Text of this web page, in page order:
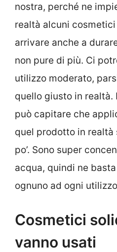
nostra, perché ne
realtà alcuni
arrivare anche a
non pure di più. Ci
utilizzo moderato,
quello giusto in
può capitare che
quel prodotto in realtà
po’. Sono super
acqua, quindi ne
ognuno ad ogni
Cosmetici
vanno usati